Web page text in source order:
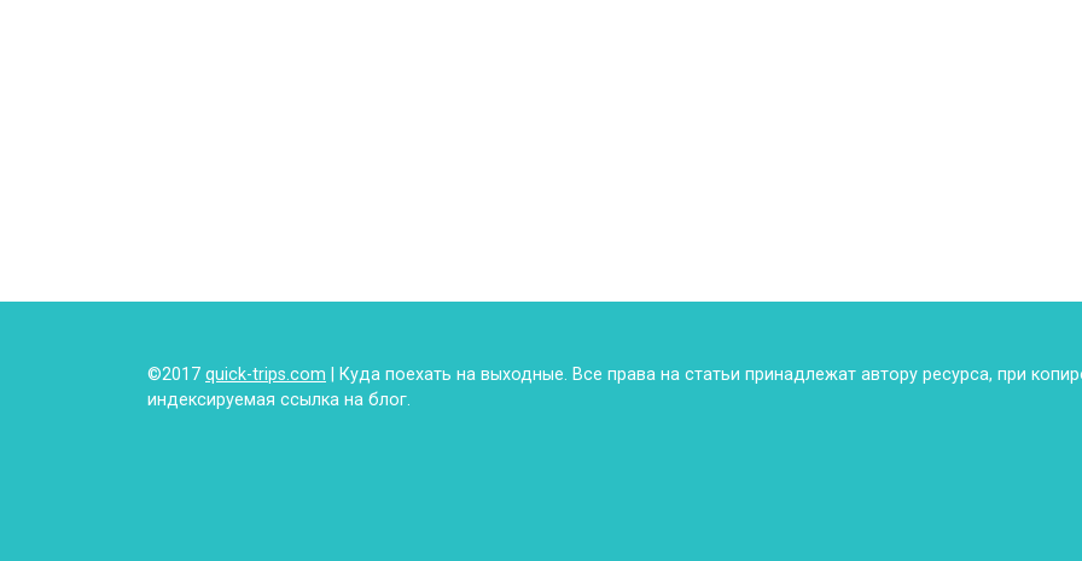
©2017 quick-trips.com | Куда поехать на выходные. Все права на статьи принадлежат автору ресурса, при
индексируемая ссылка на блог.